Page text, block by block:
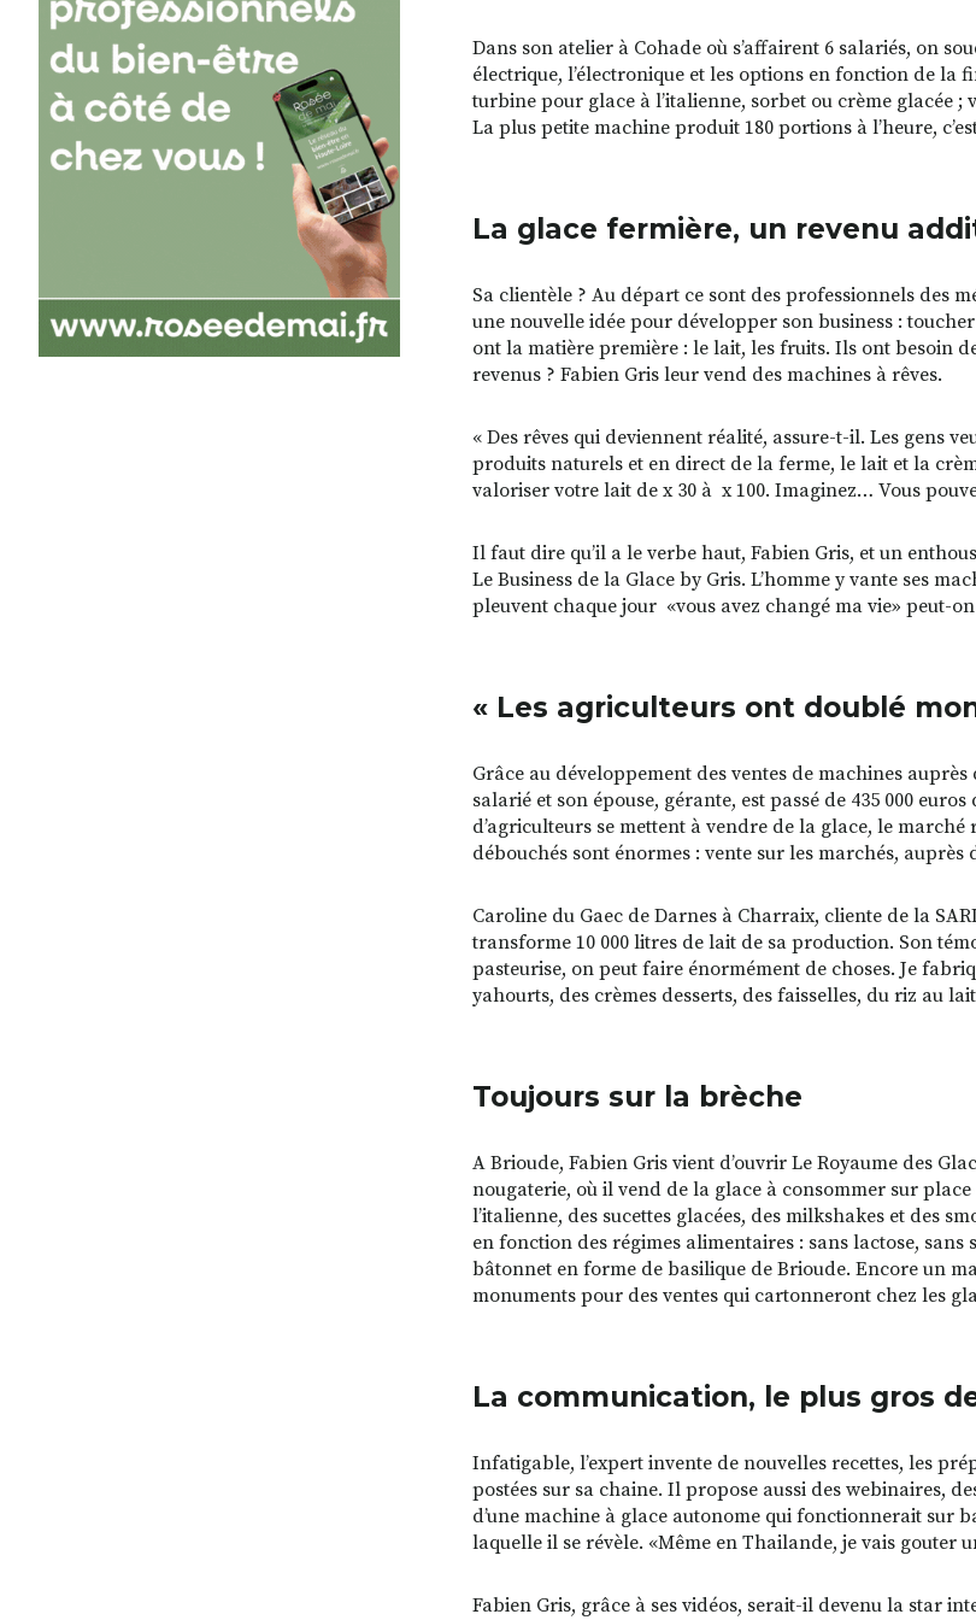
Dans son atelier à Cohade où s’affairent 6 salariés, on
électrique, l’électronique et les options en fonction de
turbine pour glace à l’italienne, sorbet ou crème glacée
La plus petite machine produit 180 portions à l’heure,
La glace fermière, un revenu
Sa clientèle ? Au départ ce sont des professionnels des
une nouvelle idée pour développer son business :
ont la matière première : le lait, les fruits. Ils ont besoin
revenus ? Fabien Gris leur vend des machines à rêves.
« Des rêves qui deviennent réalité, assure-t-il. Les gens
produits naturels et en direct de la ferme, le lait et la
valoriser votre lait de x 30 à x 100. Imaginez… Vous
Il faut dire qu’il a le verbe haut, Fabien Gris, et un
Le Business de la Glace by Gris. L’homme y vante ses
pleuvent chaque jour «vous avez changé ma vie» peut-
« Les agriculteurs ont doublé
Grâce au développement des ventes de machines
salarié et son épouse, gérante, est passé de 435 000
d’agriculteurs se mettent à vendre de la glace, le
débouchés sont énormes : vente sur les marchés,
Caroline du Gaec de Darnes à Charraix, cliente de la
transforme 10 000 litres de lait de sa production. Son
pasteurise, on peut faire énormément de choses. Je
yahourts, des crèmes desserts, des faisselles, du riz au
Toujours sur la brèche
A Brioude, Fabien Gris vient d’ouvrir Le Royaume des
nougaterie, où il vend de la glace à consommer sur
l’italienne, des sucettes glacées, des milkshakes et des
en fonction des régimes alimentaires : sans lactose,
bâtonnet en forme de basilique de Brioude. Encore un
monuments pour des ventes qui cartonneront chez les
La communication, le plus gros
Infatigable, l’expert invente de nouvelles recettes, les
postées sur sa chaine. Il propose aussi des webinaires,
d’une machine à glace autonome qui fonctionnerait sur
laquelle il se révèle. «Même en Thailande, je vais gouter
Fabien Gris, grâce à ses vidéos, serait-il devenu la star